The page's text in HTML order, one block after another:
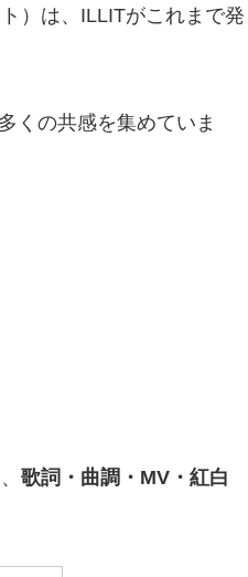
）は、ILLITがこれまで発
くの共感を集めていま
歌詞・曲調・MV・紅白